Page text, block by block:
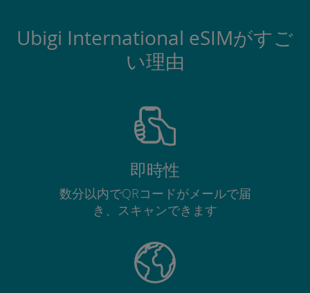
Ubigi International eSIMがすご
い理由
即時性
数分以内でQRコードがメールで届
き、スキャンできます